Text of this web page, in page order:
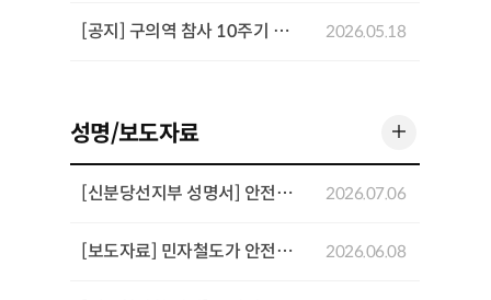
[공지] 구의역 참사 10주기 추모기간 주요 일정 2026.05.18
성명/보도자료
[신분당선지부 성명서] 안전과 전문성을 희생시키는 「UTO 고도화를 위한 운영인력 재설계 방안」을 반대한다 2026.07.06
[보도자료] 민자철도가 안전을 위협한다: GTX-A 삼성역 철근 누락 사태로 본 민자철도 안전문제 기자회견 2026.06.08